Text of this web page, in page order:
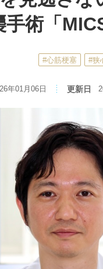
手術「
#心筋梗塞 #狭
年01月06日 更新日